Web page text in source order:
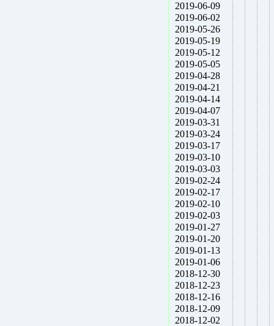
2019-06-09
2019-06-02
2019-05-26
2019-05-19
2019-05-12
2019-05-05
2019-04-28
2019-04-21
2019-04-14
2019-04-07
2019-03-31
2019-03-24
2019-03-17
2019-03-10
2019-03-03
2019-02-24
2019-02-17
2019-02-10
2019-02-03
2019-01-27
2019-01-20
2019-01-13
2019-01-06
2018-12-30
2018-12-23
2018-12-16
2018-12-09
2018-12-02